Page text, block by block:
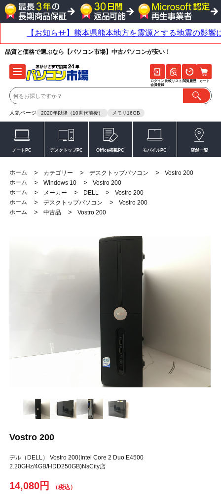
品質と価格で選ぶなら【パソコン市場】中古パソコンが安い！
人気ページ 2020年以降（10世代前後） メモリ16GB
ログイン
会員登録
比較リスト 閲覧履歴 カート
ノートPC デスクトップPC Office搭載PC モバイルPC 店舗一覧
ホーム > カテゴリー > デスクトップパソコン >
Vostro 200
ホーム
> Windows 10 >
Vostro 200
ホーム
> メーカー > DELL >
Vostro 200
ホーム
> デスクトップパソコン >
Vostro 200
ホーム
> 中古品 > Vostro 200
Vostro 200
デル（DELL） Vostro 200(Intel Core 2 Duo E4500
2.20GHz/4GB/HDD250GB)NsCity店
14,080円